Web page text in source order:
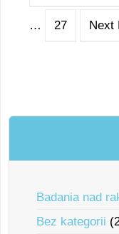
… 27 Next
Badania nad
Bez kategorii